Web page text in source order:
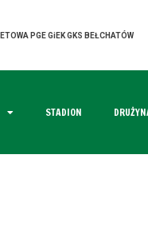
PGE GiEK GKS BEŁCHATÓW
STADION